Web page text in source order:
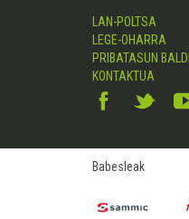
LAN-POLTSA
LEGE-OHARRA
PRIBATASUN
KONTAKTUA
Babesleak